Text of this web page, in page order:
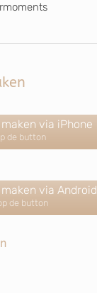
via iPhone
de button
via Android
de button